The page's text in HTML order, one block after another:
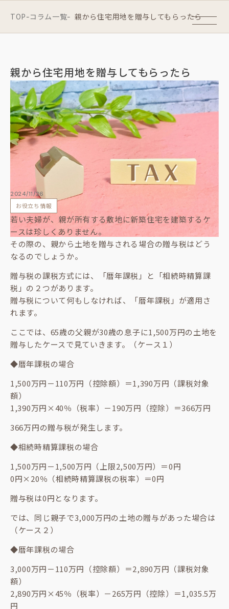
TOP-コラム一覧- 親から住宅用地を贈与してもらったら
親から住宅用地を贈与してもらったら
2024/11/26
お役立ち情報
若い夫婦が、親が所有する敷地に新築住宅を建築するケ
ースは珍しくありません。
その際の、親から土地を贈与される場合の贈与税はどう
なるのでしょうか。
贈与税の課税方式には、「暦年課税」と「相続時精算課
税」の２つがあります。
贈与税について何もしなければ、「暦年課税」が適用さ
れます。
ここでは、65歳の父親が30歳の息子に1,500万円の土地を
贈与したケースで見ていきます。（ケース１）
◆暦年課税の場合
1,500万円－110万円（控除額）＝1,390万円（課税対象
額）
1,390万円×40％（税率）－190万円（控除）＝366万円
366万円の贈与税が発生します。
◆相続時精算課税の場合
1,500万円－1,500万円（上限2,500万円）＝0円
0円×20％（相続時精算課税の税率）＝0円
贈与税は0円となります。
では、同じ親子で3,000万円の土地の贈与があった場合は
（ケース２）
◆暦年課税の場合
3,000万円－110万円（控除額）＝2,890万円（課税対象
額）
2,890万円×45％（税率）－265万円（控除）＝1,035.5万
円